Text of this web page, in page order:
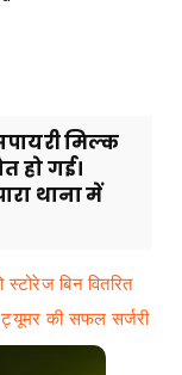
मिल्क
हो गई।
थाना में
बिन वितरित
की सफल सर्जरी